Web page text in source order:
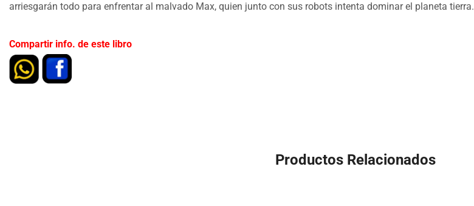
arriesgarán todo para enfrentar al malvado Max, quien junto con sus robots intenta dominar el planeta tierra.
Compartir info. de este libro
Productos Relacionados